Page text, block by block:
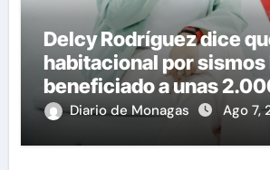
Delcy Rodríguez dice
habitacional por sismos
beneficiado a unas
personas en una
Diario de Monagas Ago 7,